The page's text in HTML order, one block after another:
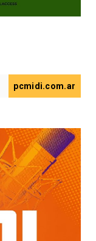
pcmidi.com.ar